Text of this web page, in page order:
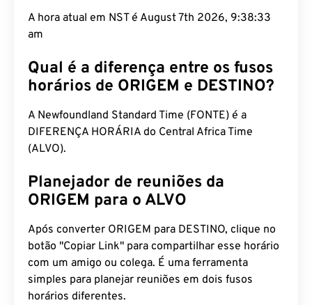
A hora atual em NST é August 7th 2026, 9:38:34
am
Qual é a diferença entre os fusos
horários de ORIGEM e DESTINO?
A Newfoundland Standard Time (FONTE) é a
DIFERENÇA HORÁRIA do Central Africa Time
(ALVO).
Planejador de reuniões da
ORIGEM para o ALVO
Após converter ORIGEM para DESTINO, clique no
botão "Copiar Link" para compartilhar esse horário
com um amigo ou colega. É uma ferramenta
simples para planejar reuniões em dois fusos
horários diferentes.